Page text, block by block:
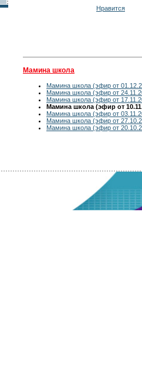
Нравится
Мамина школа
Мамина школа (эфир от
Мамина школа (эфир от
Мамина школа (эфир от
Мамина школа (эфир от
Мамина школа (эфир от
Мамина школа (эфир от
Мамина школа (эфир от